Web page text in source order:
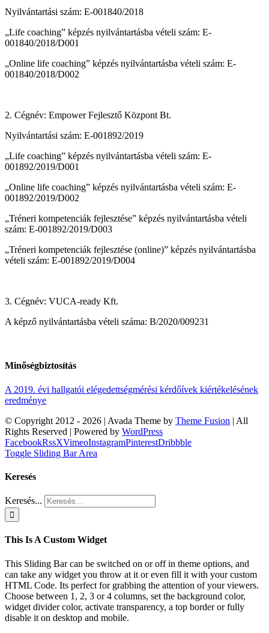
Nyilvántartási szám: E-001840/2018
„Life coaching” képzés nyilvántartásba vételi szám: E-
001840/2018/D001
„Online life coaching” képzés nyilvántartásba vételi szám: E-
001840/2018/D002
2. Cégnév: Empower Fejlesztő Központ Bt.
Nyilvántartási szám: E-001892/2019
„Life coaching” képzés nyilvántartásba vételi szám: E-
001892/2019/D001
„Online life coaching” képzés nyilvántartásba vételi szám: E-
001892/2019/D002
„Tréneri kompetenciák fejlesztése” képzés nyilvántartásba vételi
szám: E-001892/2019/D003
„Tréneri kompetenciák fejlesztése (online)” képzés nyilvántartásba
vételi szám: E-001892/2019/D004
3. Cégnév: VUCA-ready Kft.
A képző nyilvántartásba vételi száma: B/2020/009231
Minőségbiztosítás
A 2019. évi hallgatói elégedettségmérési kérdőívek kiértékelésének
eredménye
© Copyright 2012 - 2026 | Avada Theme by Theme Fusion | All
Rights Reserved | Powered by WordPress
FacebookRssXVimeoInstagramPinterestDribbble
Toggle Sliding Bar Area
Keresés
Keresés...
This Is A Custom Widget
This Sliding Bar can be switched on or off in theme options, and
can take any widget you throw at it or even fill it with your custom
HTML Code. Its perfect for grabbing the attention of your viewers.
Choose between 1, 2, 3 or 4 columns, set the background color,
widget divider color, activate transparency, a top border or fully
disable it on desktop and mobile.